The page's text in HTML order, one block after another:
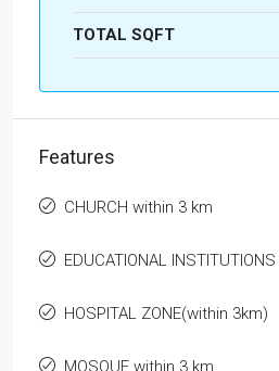
TOTAL SQFT
Features
CHURCH within 3 km
EDUCATIONAL INSTITUTIONS
HOSPITAL ZONE(within 3km)
MOSQUE within 3 km